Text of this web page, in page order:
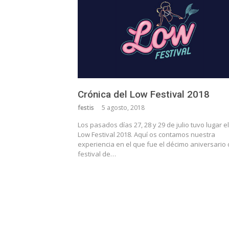
Crónica del Low Festival 2018
festis 5 agosto, 2018
Los pasados días 27, 28 y 29 de julio tuvo lugar el
Low Festival 2018. Aquí os contamos nuestra
experiencia en el que fue el décimo aniversario
festival de…